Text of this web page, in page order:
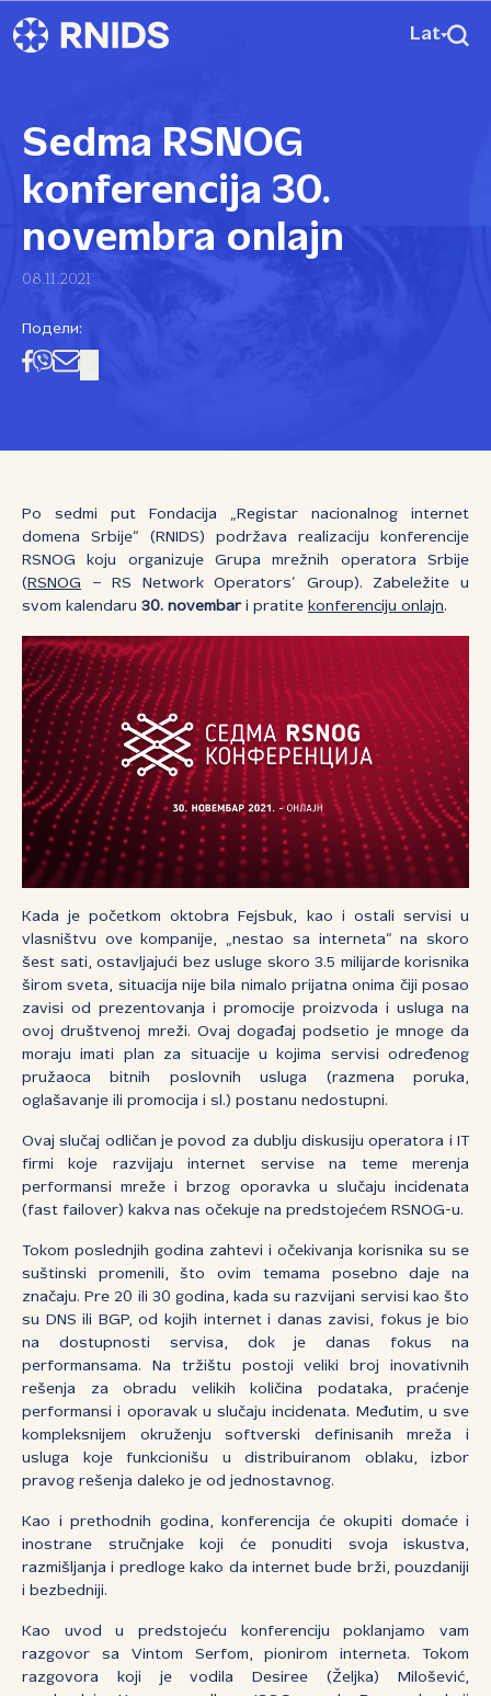
Lat
Sedma RSNOG
konferencija 30.
novembra onlajn
08.11.2021
Подели:
Po sedmi put Fondacija „Registar nacionalnog internet
domena Srbije“ (RNIDS) podržava realizaciju konferencije
RSNOG koju organizuje Grupa mrežnih operatora Srbije
( RSNOG – RS Network Operators’ Group). Zabeležite u
svom kalendaru 30. novembar i pratite konferenciju onlajn.
Kada je početkom oktobra Fejsbuk, kao i ostali servisi u
vlasništvu ove kompanije, „nestao sa interneta“ na skoro
šest sati, ostavljajući bez usluge skoro 3.5 milijarde korisnika
širom sveta, situacija nije bila nimalo prijatna onima čiji posao
zavisi od prezentovanja i promocije proizvoda i usluga na
ovoj društvenoj mreži. Ovaj događaj podsetio je mnoge da
moraju imati plan za situacije u kojima servisi određenog
pružaoca bitnih poslovnih usluga (razmena poruka,
oglašavanje ili promocija i sl.) postanu nedostupni.
Ovaj slučaj odličan je povod za dublju diskusiju operatora i IT
firmi koje razvijaju internet servise na teme merenja
performansi mreže i brzog oporavka u slučaju incidenata
(fast failover) kakva nas očekuje na predstojećem RSNOG-u.
Tokom poslednjih godina zahtevi i očekivanja korisnika su se
suštinski promenili, što ovim temama posebno daje na
značaju. Pre 20 ili 30 godina, kada su razvijani servisi kao što
su DNS ili BGP, od kojih internet i danas zavisi, fokus je bio
na dostupnosti servisa, dok je danas fokus na
performansama. Na tržištu postoji veliki broj inovativnih
rešenja za obradu velikih količina podataka, praćenje
performansi i oporavak u slučaju incidenata. Međutim, u sve
kompleksnijem okruženju softverski definisanih mreža i
usluga koje funkcionišu u distribuiranom oblaku, izbor
pravog rešenja daleko je od jednostavnog.
Kao i prethodnih godina, konferencija će okupiti domaće i
inostrane stručnjake koji će ponuditi svoja iskustva,
razmišljanja i predloge kako da internet bude brži, pouzdaniji
i bezbedniji.
Kao uvod u predstojeću konferenciju poklanjamo vam
razgovor sa Vintom Serfom, pionirom interneta. Tokom
razgovora koji je vodila Desiree (Željka) Milošević,